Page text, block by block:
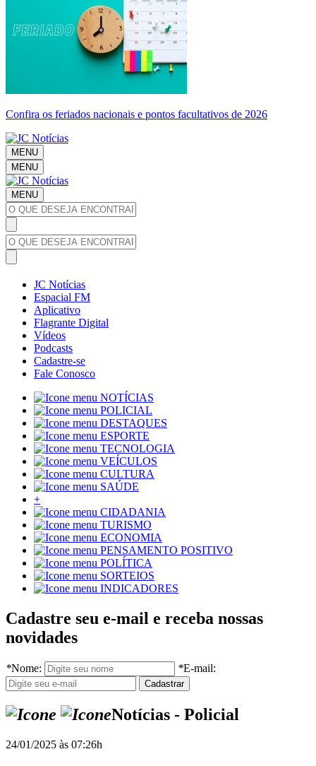
Confira os feriados nacionais e pontos facultativos de 2026
MENU
MENU
MENU
JC Notícias
Espacial FM
Aplicativo
Flagrante Digital
Vídeos
Podcasts
Cadastre-se
Fale Conosco
NOTÍCIAS
POLICIAL
DESTAQUES
ESPORTE
TECNOLOGIA
VEÍCULOS
CULTURA
SAÚDE
+
CIDADANIA
TURISMO
ECONOMIA
PENSAMENTO POSITIVO
POLÍTICA
SORTEIOS
INDICADORES
Cadastre seu e-mail e receba nossas
novidades
*Nome: *E-mail:
Notícias - Policial
24/01/2025 às 07:26h